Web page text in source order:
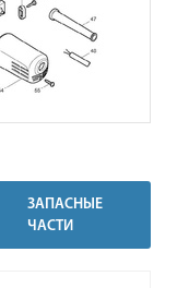
ЗАПАСНЫЕ
ЧАСТИ